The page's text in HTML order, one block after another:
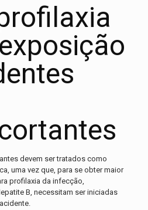
devem ser tratados como
uma vez que, para se obter maior
profilaxia da infecção,
B, necessitam ser iniciadas